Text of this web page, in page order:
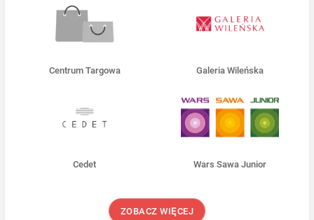
Centrum Targowa Galeria Wileńska
Cedet Wars Sawa Junior
ZOBACZ WIĘCEJ